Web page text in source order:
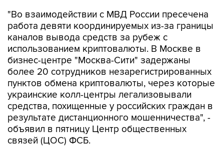
"Во взаимодействии с МВД России пресечена
работа девяти координируемых из-за границы
каналов вывода средств за рубеж с
использованием криптовалюты. В Москве в
бизнес-центре "Москва-Сити" задержаны
более 20 сотрудников незарегистрированных
пунктов обмена криптовалюты, через которые
украинские колл-центры легализовывали
средства, похищенные у российских граждан в
результате дистанционного мошенничества", -
объявил в пятницу Центр общественных
связей (ЦОС) ФСБ.